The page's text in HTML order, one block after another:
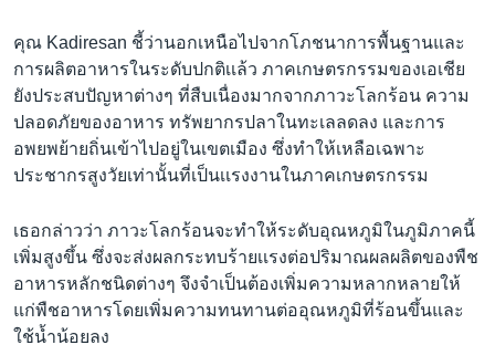
คุณ Kadiresan ชี้ว่านอกเหนือไปจากโภชนาการพื้นฐานและ
การผลิตอาหารในระดับปกติเเล้ว ภาคเกษตรกรรมของเอเชีย
ยังประสบปัญหาต่างๆ ที่สืบเนื่องมากจากภาวะโลกร้อน ความ
ปลอดภัยของอาหาร ทรัพยากรปลาในทะเลลดลง และการ
อพยพย้ายถิ่นเข้าไปอยู่ในเขตเมือง ซึ่งทำให้เหลือเฉพาะ
ประชากรสูงวัยเท่านั้นที่เป็นเเรงงานในภาคเกษตรกรรม
เธอกล่าวว่า ภาวะโลกร้อนจะทำให้ระดับอุณหภูมิในภูมิภาคนี้
เพิ่มสูงขึ้น ซึ่งจะส่งผลกระทบร้ายเเรงต่อปริมาณผลผลิตของพืช
อาหารหลักชนิดต่างๆ จึงจำเป็นต้องเพิ่มความหลากหลายให้
แก่พืชอาหารโดยเพิ่มความทนทานต่ออุณหภูมิที่ร้อนขึ้นและ
ใช้น้ำน้อยลง